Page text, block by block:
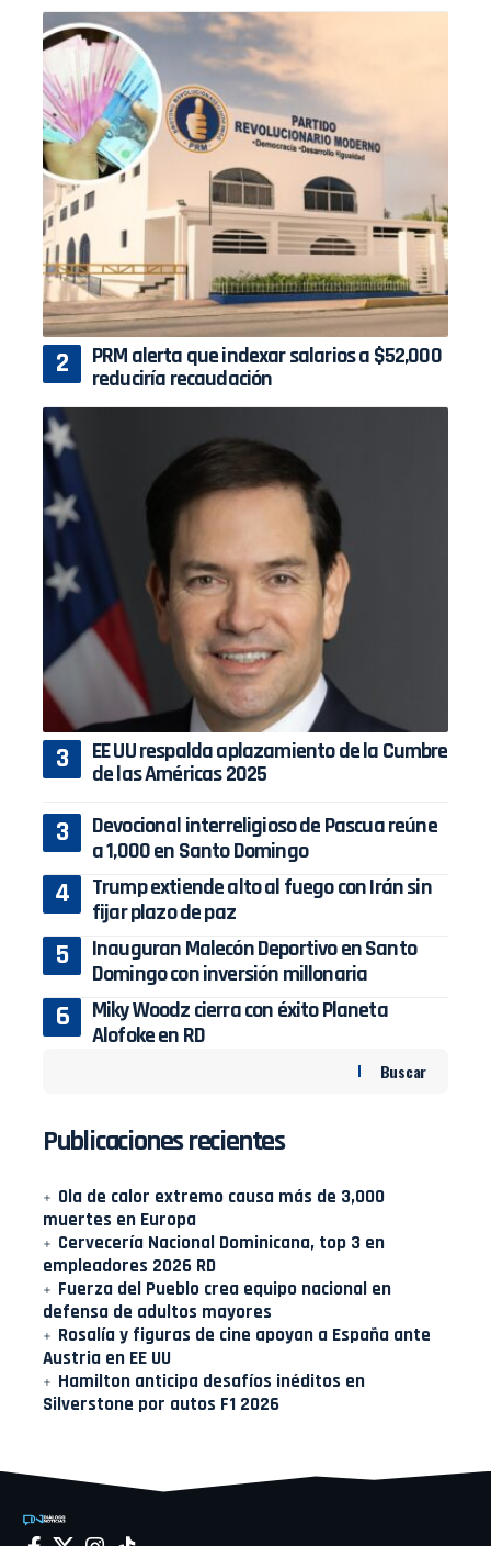
PRM alerta que indexar salarios a $52,000
reduciría recaudación
EE UU respalda aplazamiento de la Cumbre
de las Américas 2025
Devocional interreligioso de Pascua reúne
a 1,000 en Santo Domingo
Trump extiende alto al fuego con Irán sin
fijar plazo de paz
Inauguran Malecón Deportivo en Santo
Domingo con inversión millonaria
Miky Woodz cierra con éxito Planeta
Alofoke en RD
Buscar
Publicaciones recientes
Ola de calor extremo causa más de 3,000
muertes en Europa
Cervecería Nacional Dominicana, top 3 en
empleadores 2026 RD
Fuerza del Pueblo crea equipo nacional en
defensa de adultos mayores
Rosalía y figuras de cine apoyan a España ante
Austria en EE UU
Hamilton anticipa desafíos inéditos en
Silverstone por autos F1 2026